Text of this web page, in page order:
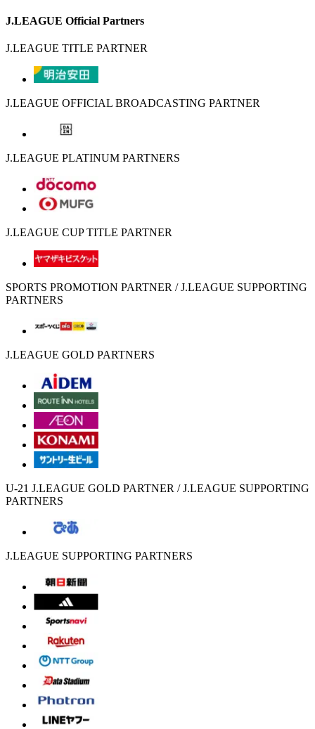
J.LEAGUE Official Partners
J.LEAGUE TITLE PARTNER
J.LEAGUE OFFICIAL BROADCASTING PARTNER
J.LEAGUE PLATINUM PARTNERS
J.LEAGUE CUP TITLE PARTNER
SPORTS PROMOTION PARTNER / J.LEAGUE SUPPORTING
PARTNERS
J.LEAGUE GOLD PARTNERS
U-21 J.LEAGUE GOLD PARTNER / J.LEAGUE SUPPORTING
PARTNERS
J.LEAGUE SUPPORTING PARTNERS